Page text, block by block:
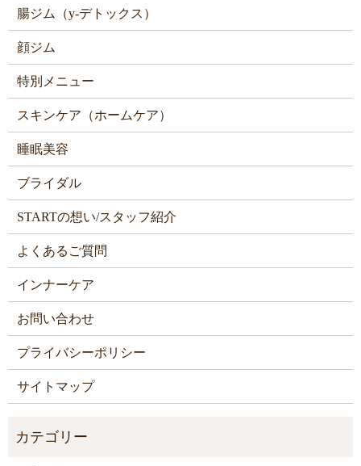
腸ジム（y-デトックス）
顔ジム
特別メニュー
スキンケア（ホームケア）
睡眠美容
ブライダル
STARTの想い/スタッフ紹介
よくあるご質問
インナーケア
お問い合わせ
プライバシーポリシー
サイトマップ